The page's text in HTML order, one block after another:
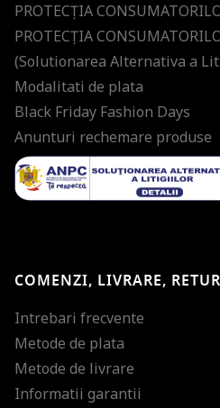
PROTECŢIA
PROTECŢIA
(Solutionarea Alternativa a
Modalitati de plata
Black Friday Fashion Days
Anunturi rechemare produse
COMENZI, LIVRARE, RETUR
Intrebari frecvente
Metode de plata
Metode de livrare
Informatii garantii